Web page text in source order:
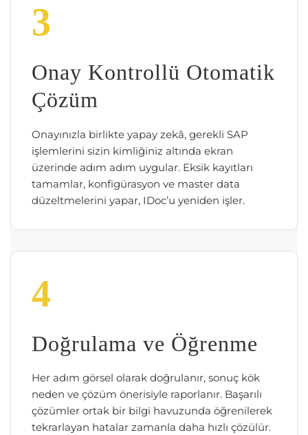
3
Onay Kontrollü Otomatik
Çözüm
Onayınızla birlikte yapay zekâ, gerekli SAP
işlemlerini sizin kimliğiniz altında ekran
üzerinde adım adım uygular. Eksik kayıtları
tamamlar, konfigürasyon ve master data
düzeltmelerini yapar, IDoc’u yeniden işler.
4
Doğrulama ve Öğrenme
Her adım görsel olarak doğrulanır, sonuç kök
neden ve çözüm önerisiyle raporlanır. Başarılı
çözümler ortak bir bilgi havuzunda öğrenilerek
tekrarlayan hatalar zamanla daha hızlı çözülür.